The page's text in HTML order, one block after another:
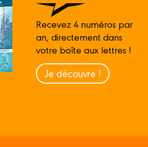
Recevez 4 numéros par
an, directement dans
votre boîte aux lettres !
Je découvre !